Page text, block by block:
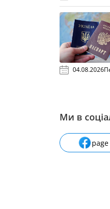
04.08.2026
Ми в
page